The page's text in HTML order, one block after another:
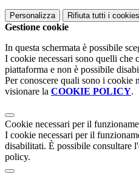
Personalizza Rifiuta tutti i cookies
Gestione cookie
In questa schermata è possibile
I cookie necessari sono quelli che
piattaforma e non è possibile
Per conoscere quali sono i cookie
visionare la COOKIE POLICY.
Cookie necessari per il
I cookie necessari per il
disabilitati. È possibile consultare
policy.